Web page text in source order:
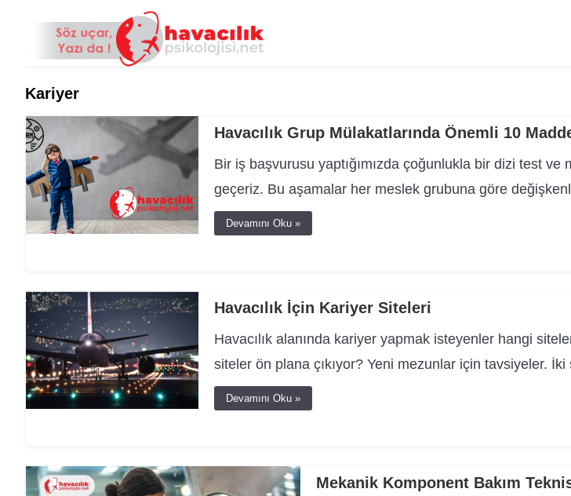
Kariyer
Havacılık Grup Mülakatlarında Önemli 10
Bir iş başvurusu yaptığımızda çoğunlukla bir dizi test ve
geçeriz. Bu aşamalar her meslek grubuna göre
Devamını Oku »
Havacılık İçin Kariyer Siteleri
Havacılık alanında kariyer yapmak isteyenler hangi
siteler ön plana çıkıyor? Yeni mezunlar için tavsiyeler.
Devamını Oku »
Mekanik Komponent Bakım